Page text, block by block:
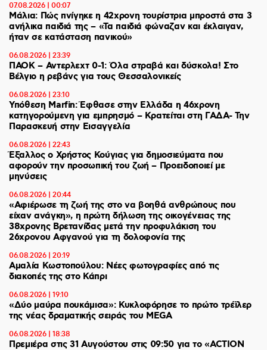
07.08.2026 | 00:07
Μάλια: Πώς πνίγηκε η 42χρονη τουρίστρια μπροστά στα 3
ανήλικα παιδιά της – «Τα παιδιά φώναζαν και έκλαιγαν,
ήταν σε κατάσταση πανικού»
06.08.2026 | 23:39
ΠΑΟΚ – Αντερλεχτ 0-1: Όλα στραβά και δύσκολα! Στο
Βέλγιο η ρεβάνς για τους Θεσσαλονικείς
06.08.2026 | 23:10
Υπόθεση Marfin: Έφθασε στην Ελλάδα η 46χρονη
κατηγορούμενη για εμπρησμό – Κρατείται στη ΓΑΔΑ- Την
Παρασκευή στην Εισαγγελία
06.08.2026 | 22:43
Έξαλλος ο Χρήστος Κούγιας για δημοσιεύματα που
αφορούν την προσωπική του ζωή – Προειδοποιεί με
μηνύσεις
06.08.2026 | 20:44
«Αφιέρωσε τη ζωή της στο να βοηθά ανθρώπους που
είχαν ανάγκη», η πρώτη δήλωση της οικογένειας της
38χρονης Βρετανίδας μετά την προφυλάκιση του
26χρονου Αφγανού για τη δολοφονία της
06.08.2026 | 20:19
Αμαλία Κωστοπούλου: Νέες φωτογραφίες από τις
διακοπές της στο Κάπρι
06.08.2026 | 19:10
«Δύο μαύρα πουκάμισα»: Κυκλοφόρησε το πρώτο τρέϊλερ
της νέας δραματικής σειράς του MEGA
06.08.2026 | 18:38
Πρεμιέρα στις 31 Αυγούστου στις 09:50 για το «ACTION